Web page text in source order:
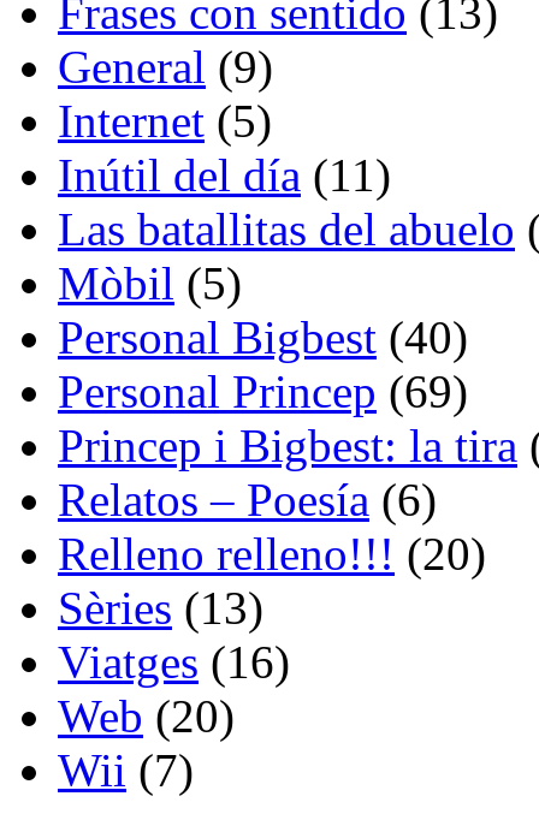
Frases con sentido (13)
General (9)
Internet (5)
Inútil del día (11)
Las batallitas del abuelo
Mòbil (5)
Personal Bigbest (40)
Personal Princep (69)
Princep i Bigbest: la tira
Relatos – Poesía (6)
Relleno relleno!!! (20)
Sèries (13)
Viatges (16)
Web (20)
Wii (7)